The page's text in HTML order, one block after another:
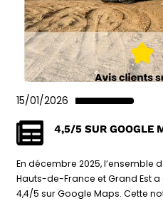
15/01/2026
4,5/5 SUR GOOGLE
En décembre 2025, l’ensemble
Hauts-de-France et Grand Est
4,4/5 sur Google Maps. Cette